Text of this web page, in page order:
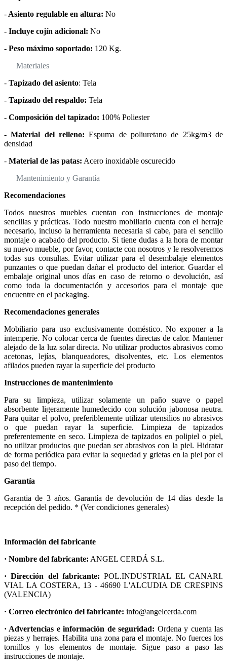
- Asiento regulable en altura: No
- Incluye cojín adicional: No
- Peso máximo soportado: 120 Kg.
Materiales
- Tapizado del asiento: Tela
- Tapizado del respaldo: Tela
- Composición del tapizado: 100% Poliester
- Material del relleno: Espuma de poliuretano de 25kg/m3 de
densidad
- Material de las patas: Acero inoxidable oscurecido
Mantenimiento y Garantía
Recomendaciones
Todos nuestros muebles cuentan con instrucciones de montaje
sencillas y prácticas. Todo nuestro mobiliario cuenta con el herraje
necesario, incluso la herramienta necesaria si cabe, para el sencillo
montaje o acabado del producto. Si tiene dudas a la hora de montar
su nuevo mueble, por favor, contacte con nosotros y le resolveremos
todas sus consultas. Evitar utilizar para el desembalaje elementos
punzantes o que puedan dañar el producto del interior. Guardar el
embalaje original unos días en caso de retorno o devolución, así
como toda la documentación y accesorios para el montaje que
encuentre en el packaging.
Recomendaciones generales
Mobiliario para uso exclusivamente doméstico. No exponer a la
intemperie. No colocar cerca de fuentes directas de calor. Mantener
alejado de la luz solar directa. No utilizar productos abrasivos como
acetonas, lejías, blanqueadores, disolventes, etc. Los elementos
afilados pueden rayar la superficie del producto
Instrucciones de mantenimiento
Para su limpieza, utilizar solamente un paño suave o papel
absorbente ligeramente humedecido con solución jabonosa neutra.
Para quitar el polvo, preferiblemente utilizar utensilios no abrasivos
o que puedan rayar la superficie. Limpieza de tapizados
preferentemente en seco. Limpieza de tapizados en polipiel o piel,
no utilizar productos que puedan ser abrasivos con la piel. Hidratar
de forma periódica para evitar la sequedad y grietas en la piel por el
paso del tiempo.
Garantía
Garantia de 3 años. Garantía de devolución de 14 días desde la
recepción del pedido. * (Ver condiciones generales)
Información del fabricante
· Nombre del fabricante: ANGEL CERDÁ S.L.
· Dirección del fabricante: POL.INDUSTRIAL EL CANARI.
VIAL LA COSTERA, 13 - 46690 L'ALCUDIA DE CRESPINS
(VALENCIA)
· Correo electrónico del fabricante: info@angelcerda.com
· Advertencias e información de seguridad: Ordena y cuenta las
piezas y herrajes. Habilita una zona para el montaje. No fuerces los
tornillos y los elementos de montaje. Sigue paso a paso las
instrucciones de montaje.